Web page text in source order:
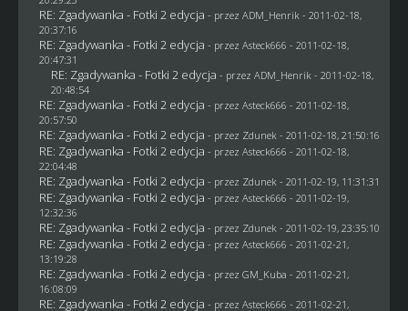
RE: Zgadywanka - Fotki 2 edycja - przez ADM_Henrik- 2011-02-18,
20:37:16
RE: Zgadywanka - Fotki 2 edycja - przez Asteck666 - 2011-02-18,
20:47:31
RE: Zgadywanka - Fotki 2 edycja - przez ADM_Henrik- 2011-02-18,
20:48:54
RE: Zgadywanka - Fotki 2 edycja - przez Asteck666 - 2011-02-18,
20:57:50
RE: Zgadywanka - Fotki 2 edycja - przez Zdunek- 2011-02-18, 21:50:16
RE: Zgadywanka - Fotki 2 edycja - przez Asteck666 - 2011-02-18,
22:04:48
RE: Zgadywanka - Fotki 2 edycja - przez Zdunek- 2011-02-19, 11:31:31
RE: Zgadywanka - Fotki 2 edycja - przez Asteck666 - 2011-02-19,
12:32:36
RE: Zgadywanka - Fotki 2 edycja - przez Zdunek- 2011-02-19, 23:35:10
RE: Zgadywanka - Fotki 2 edycja - przez Asteck666 - 2011-02-21,
13:19:28
RE: Zgadywanka - Fotki 2 edycja - przez GM_Kuba - 2011-02-21,
16:08:09
RE: Zgadywanka - Fotki 2 edycja - przez Asteck666 - 2011-02-21,